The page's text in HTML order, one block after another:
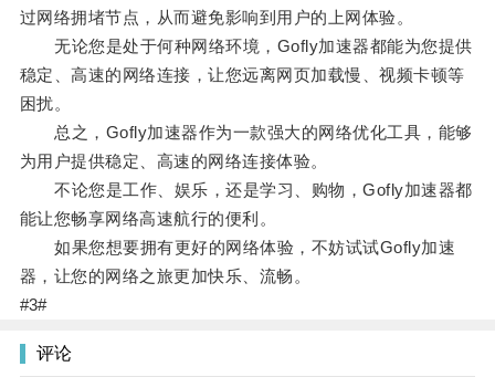
过网络拥堵节点，从而避免影响到用户的上网体验。
无论您是处于何种网络环境，Gofly加速器都能为您提供
稳定、高速的网络连接，让您远离网页加载慢、视频卡顿等
困扰。
总之，Gofly加速器作为一款强大的网络优化工具，能够
为用户提供稳定、高速的网络连接体验。
不论您是工作、娱乐，还是学习、购物，Gofly加速器都
能让您畅享网络高速航行的便利。
如果您想要拥有更好的网络体验，不妨试试Gofly加速
器，让您的网络之旅更加快乐、流畅。
#3#
评论